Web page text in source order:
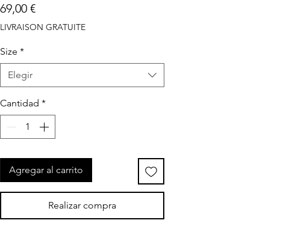
69,00 €Precio
LIVRAISON GRATUITE
Size *
Elegir
Cantidad *
Agregar al carrito
Realizar compra